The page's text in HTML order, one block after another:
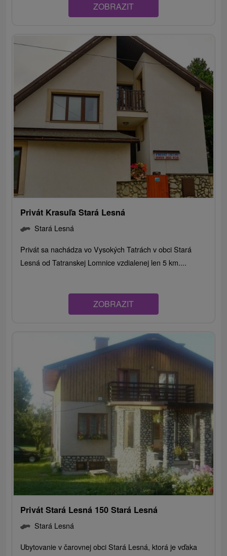
ZOBRAZIT
Privát Krasuľa Stará Lesná
Stará Lesná
Privát sa nachádza vo Vysokých Tatrách v obci Stará
Lesná od Tatranskej Lomnice vzdialenej len 5 km....
ZOBRAZIT
Privát Stará Lesná 150 Stará Lesná
Stará Lesná
Ubytovanie v čarovnej obci Stará Lesná, ktorá je vďaka